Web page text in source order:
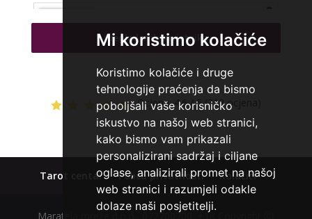
Mi koristimo kolačiće
Koristimo kolačiće i druge
tehnologije praćenja da bismo
poboljšali vaše korisničko
iskustvo na našoj web stranici,
kako bismo vam prikazali
personalizirani sadržaj i ciljane
oglase, analizirali promet na našoj
web stranici i razumjeli odakle
dolaze naši posjetitelji.
Tarot savjetnik je slobodan
visak, tarot, vidovitost, ljubavna predviđanja
Broj tel: 064/600-600
tel:0,93€ - mob:1,12€ min
KETY/ Kod 32
Tarot savjetnik je slobodan
TEHNIKE:
vidovitost, astrologija, tarot, bioenergija
Pregled svih savjetnika
Ocjena: 4.6 / 5 (313 ocjena)
Tarot centar Polica privatnosti Kolačići
Maratela mreže d.o.o., 072700700, +18 Copyright Ⓒ